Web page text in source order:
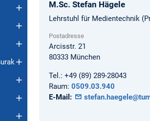
M.Sc. Stefan Hägele
Lehrstuhl für Medientechnik
Postadresse
Arcisstr. 21
80333 München
Tel.: +49 (89) 289-28043
Raum: 0509.03.940
E-Mail: